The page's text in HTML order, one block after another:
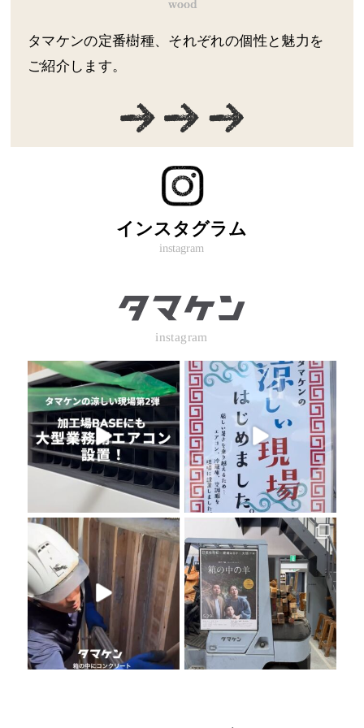
タマケンの定番樹種、それぞれの個性と魅力を
ご紹介します。
インスタグラム
instagram
instagram